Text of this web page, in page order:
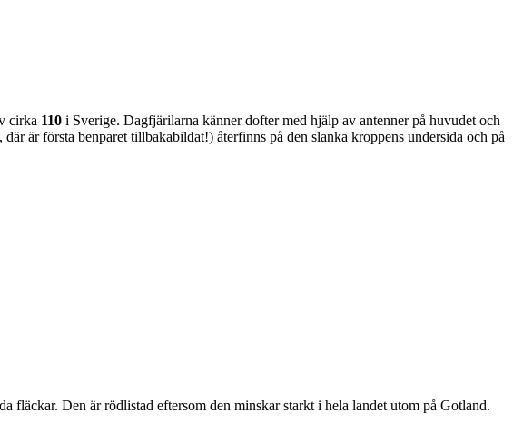
cirka 110 i Sverige. Dagfjärilarna känner dofter med hjälp av antenner på huvudet och
är första benparet tillbakabildat!) återfinns på den slanka kroppens undersida och på
Den är rödlistad eftersom den minskar starkt i hela landet utom på Gotland.